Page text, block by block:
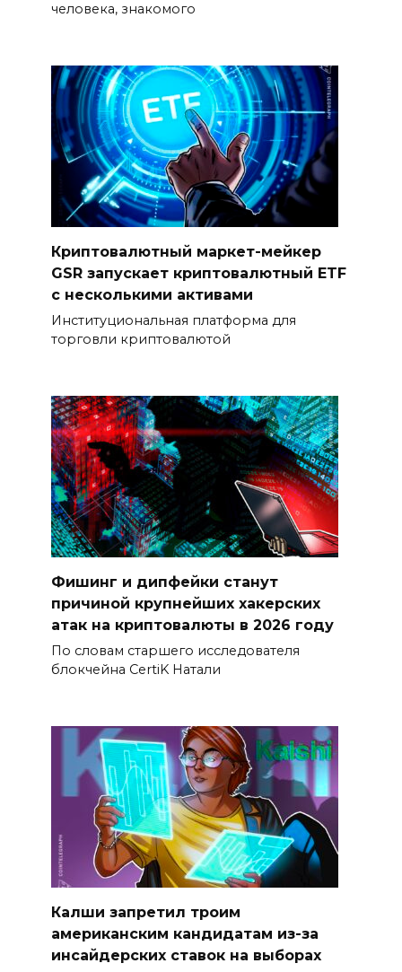
человека, знакомого
Криптовалютный маркет-мейкер
GSR запускает криптовалютный ETF
с несколькими активами
Институциональная платформа для
торговли криптовалютой
Фишинг и дипфейки станут
причиной крупнейших хакерских
атак на криптовалюты в 2026 году
По словам старшего исследователя
блокчейна CertiK Натали
Калши запретил троим
американским кандидатам из-за
инсайдерских ставок на выборах